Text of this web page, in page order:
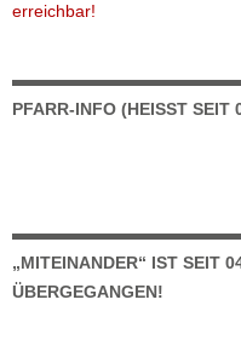
erreichbar!
PFARR-INFO (HEISST SEIT
„MITEINANDER“ IST SEIT
ÜBERGEGANGEN!